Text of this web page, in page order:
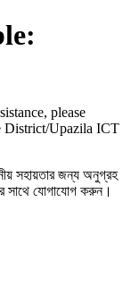
please
District/Upazila ICT
সহায়তার জন্য অনুগ্রহ
সাথে যোগাযোগ করুন।